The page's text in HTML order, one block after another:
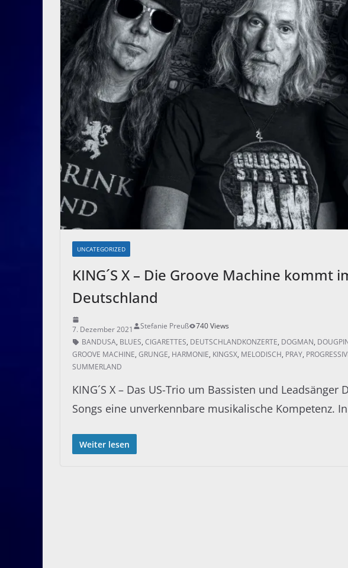
UNCATEGORIZED
KING´S X – Die Groove Machine kommt
Deutschland
7. Dezember 2021 Stefanie Preuß
740 Views
BANDUSA, BLUES, CIGARETTES, DEUTSCHLANDKONZERTE, DOGMAN,
GROOVE MACHINE, GRUNGE, HARMONIE, KINGSX, MELODISCH, PRAY,
SUMMERLAND
KING´S X – Das US-Trio um Bassisten und
Songs eine unverkennbare musikalische Kompetenz. In
Weiter lesen